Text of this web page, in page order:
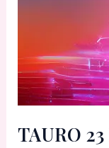
TAURO